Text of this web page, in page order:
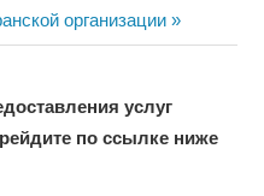
организации
услуг
по ссылке ниже